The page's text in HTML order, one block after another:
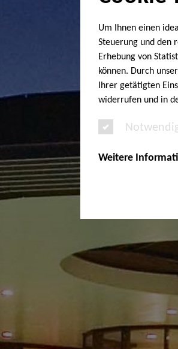
Um Ihnen einen
Steuerung und den
Erhebung von
können. Durch
Ihrer getätigten
widerrufen und in
Weitere